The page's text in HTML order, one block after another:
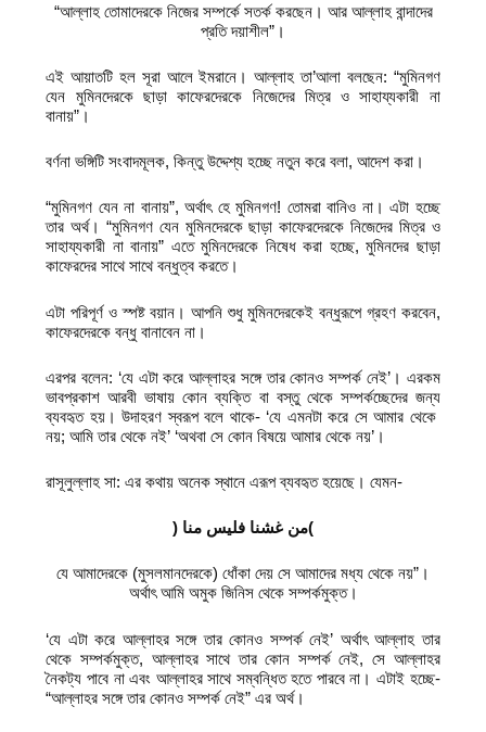
“আল্লাহ তোমাদেরকে নিজের সম্পর্কে সতর্ক করছেন। আর আল্লাহ বান্দাদের
প্রতি দয়াশীল”।
এই আয়াতটি হল সূরা আলে ইমরানে। আল্লাহ তা’আলা বলছেন: “মুমিনগণ
যেন মুমিনদেরকে ছাড়া কাফেরদেরকে নিজেদের মিত্র ও সাহায্যকারী না
বানায়”।
বর্ণনা ভঙ্গিটি সংবাদমূলক, কিন্তু উদ্দেশ্য হচ্ছে নতুন করে বলা, আদেশ করা।
“মুমিনগণ যেন না বানায়”, অর্থাৎ হে মুমিনগণ! তোমরা বানিও না। এটা হচ্ছে
তার অর্থ। “মুমিনগণ যেন মুমিনদেরকে ছাড়া কাফেরদেরকে নিজেদের মিত্র ও
সাহায্যকারী না বানায়” এতে মুমিনদেরকে নিষেধ করা হচ্ছে, মুমিনদের ছাড়া
কাফেরদের সাথে সাথে বন্ধুত্ব করতে।
এটা পরিপূর্ণ ও স্পষ্ট বয়ান। আপনি শুধু মুমিনদেরকেই বন্ধুরূপে গ্রহণ করবেন,
কাফেরদেরকে বন্ধু বানাবেন না।
এরপর বলেন: ‘যে এটা করে আল্লাহর সঙ্গে তার কোনও সম্পর্ক নেই’। এরকম
ভাবপ্রকাশ আরবী ভাষায় কোন ব্যক্তি বা বস্তু থেকে সম্পর্কচ্ছেদের জন্য
ব্যবহৃত হয়। উদাহরণ স্বরূপ বলে থাকে- ‘যে এমনটা করে সে আমার থেকে
নয়; আমি তার থেকে নই’ ‘অথবা সে কোন বিষয়ে আমার থেকে নয়’।
রাসূলুল্লাহ সা: এর কথায় অনেক স্থানে এরূপ ব্যবহৃত হয়েছে। যেমন-
) من غشنا فليس منا(
যে আমাদেরকে (মুসলমানদেরকে) ধোঁকা দেয় সে আমাদের মধ্য থেকে নয়”।
অর্থাৎ আমি অমুক জিনিস থেকে সম্পর্কমুক্ত।
‘যে এটা করে আল্লাহর সঙ্গে তার কোনও সম্পর্ক নেই’ অর্থাৎ আল্লাহ তার
থেকে সম্পর্কমুক্ত, আল্লাহর সাথে তার কোন সম্পর্ক নেই, সে আল্লাহর
নৈকট্য পাবে না এবং আল্লাহর সাথে সম্বন্ধিত হতে পারবে না। এটাই হচ্ছে-
“আল্লাহর সঙ্গে তার কোনও সম্পর্ক নেই” এর অর্থ।